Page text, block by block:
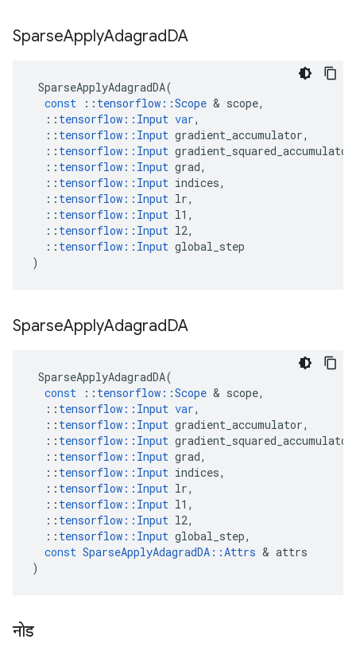
SparseApplyAdagradDA
SparseApplyAdagradDA(
const
:: tensorflow ::Scope & scope,
:: tensorflow :: Input var,
:: tensorflow :: Input gradient_accumulator,
:: tensorflow :: Input gradient_squared_accumulator
:: tensorflow :: Input grad,
:: tensorflow :: Input indices,
:: tensorflow :: Input lr,
:: tensorflow :: Input l1 ,
:: tensorflow :: Input l2,
:: tensorflow :: Input global_step
)
SparseApplyAdagradDA
SparseApplyAdagradDA(
const
:: tensorflow ::Scope & scope,
:: tensorflow :: Input var,
:: tensorflow :: Input gradient_accumulator,
:: tensorflow :: Input gradient_squared_accumulator
:: tensorflow :: Input grad,
:: tensorflow :: Input indices,
:: tensorflow :: Input lr,
:: tensorflow :: Input l1 ,
:: tensorflow :: Input l2,
:: tensorflow :: Input global_step,
const SparseApplyAdagradDA ::Attrs & attrs
)
नोड